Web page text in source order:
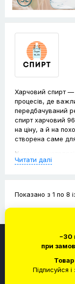
Харчовий спирт —
процесів, де
передбачуваний
спирт харчовий
на ціну, а й на
створена саме
У нашому
який відповідає
замовлення
Харчовий
ступеня очистки,
Читати далі
Показано з 1 по 8
−30
при
Підписуйся
Інформація
Служба підтримки